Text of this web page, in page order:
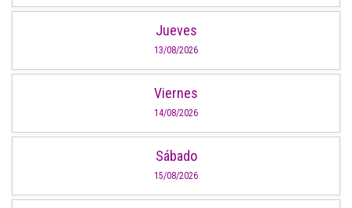
Jueves
13/08/2026
Viernes
14/08/2026
Sábado
15/08/2026